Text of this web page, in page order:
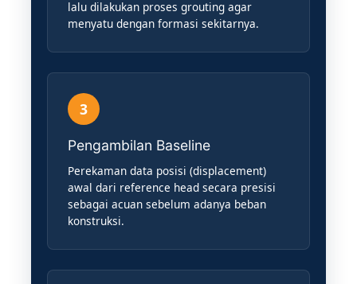
lalu dilakukan proses grouting agar
menyatu dengan formasi sekitarnya.
3
Pengambilan Baseline
Perekaman data posisi (displacement)
awal dari reference head secara presisi
sebagai acuan sebelum adanya beban
konstruksi.